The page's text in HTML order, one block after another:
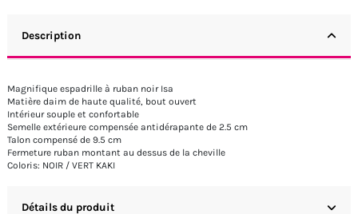
Description
Magnifique espadrille à ruban noir Isa
Matière daim de haute qualité, bout ouvert
Intérieur souple et confortable
Semelle extérieure compensée antidérapante de 2.5 cm
Talon compensé de 9.5 cm
Fermeture ruban montant au dessus de la cheville
Coloris: NOIR / VERT KAKI
Détails du produit